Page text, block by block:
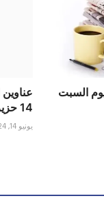
السبت
عناوين
14 حزيران 2024
يونيو 14, 2024